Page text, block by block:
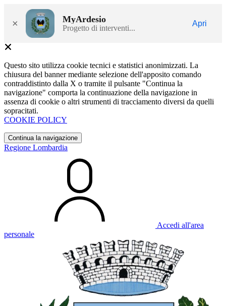
× MyArdesio
Progetto di interventi...
Apri
Questo sito utilizza cookie tecnici e statistici anonimizzati. La
chiusura del banner mediante selezione dell'apposito comando
contraddistinto dalla X o tramite il pulsante "Continua la
navigazione" comporta la continuazione della navigazione in
assenza di cookie o altri strumenti di tracciamento diversi da quelli
sopracitati.
COOKIE POLICY
Continua la navigazione
Regione Lombardia
Accedi all'area
personale